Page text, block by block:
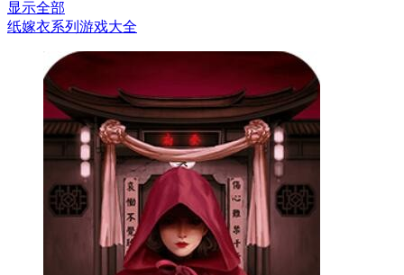
显示全部
纸嫁衣系列游戏大全